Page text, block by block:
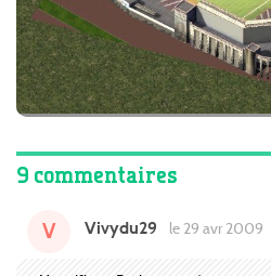
9 commentaires
V Vivydu29 le 29 avr 2009